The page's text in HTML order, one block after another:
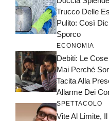
Trucco Delle
Pulito: Così
Sporco
ECONOMIA
Debiti: Le
Mai Perché
Tacita Alla
Allarme Dei
SPETTACOLO
Vite Al Limite,